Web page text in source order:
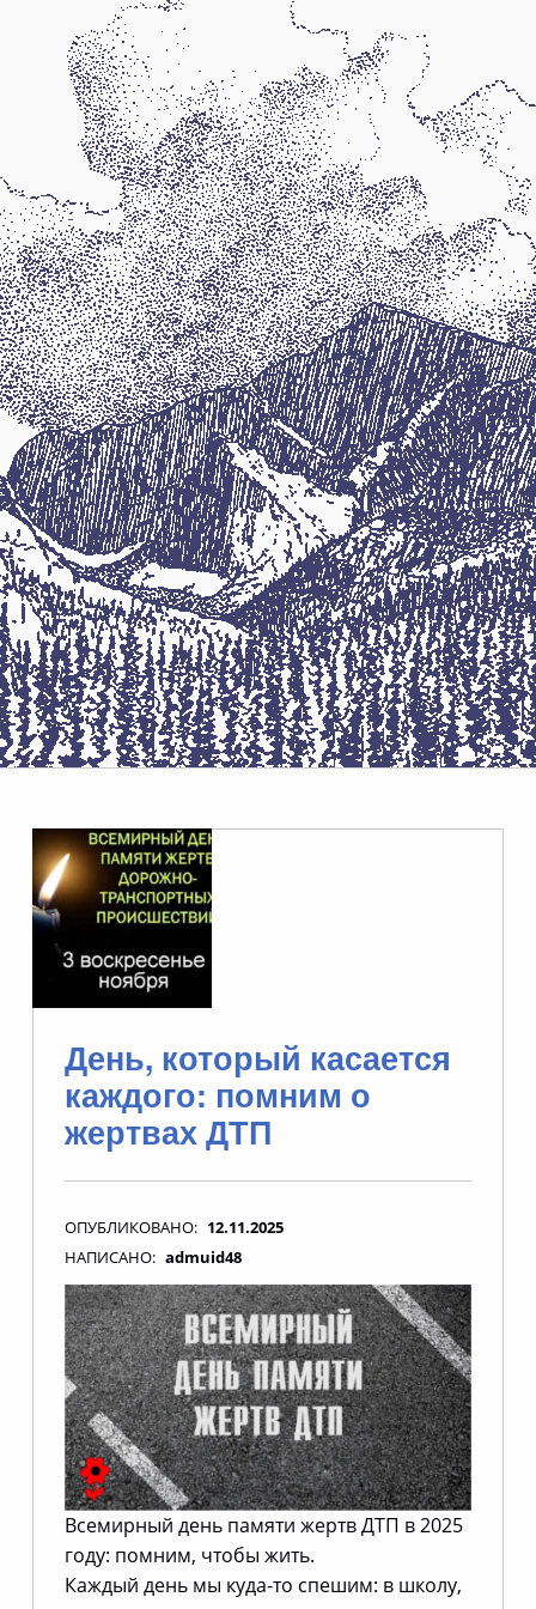
День, который касается
каждого: помним о
жертвах ДТП
ОПУБЛИКОВАНО: 12.11.2025
НАПИСАНО: admuid48
Всемирный день памяти жертв ДТП в 2025
году: помним, чтобы жить.
Каждый день мы куда-то спешим: в школу,